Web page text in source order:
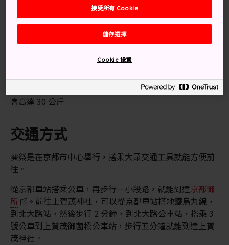
知識補給站
每年會有約 500 人穿著平安時代（794-1185 年）的服
齋皇女 (Saio) 是祭典的主要角色，她穿的絲質和服重量
會高達 30 公斤
交通方式
葵祭是在京都市中心舉行，搭乘大眾交通工具就能方便前
往。
從京都車站搭乘公車，再步行一小段路，就能到達京都御
所
。前往上賀茂神社，可以從京都車站搭地鐵烏丸線，
到北大路站，然後步行 2 分鐘，到北大路公車站，搭乘 3
號公車到上賀茂御薗橋公車站，步行五分鐘就能到達上賀
茂神社。
接受所有 Cookie
儲存選擇
Cookie 设置